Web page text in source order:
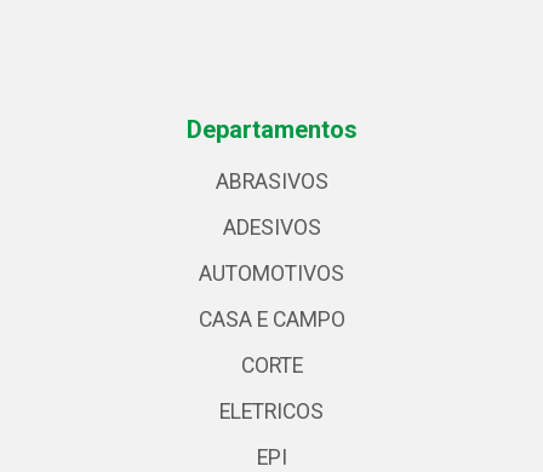
Departamentos
ABRASIVOS
ADESIVOS
AUTOMOTIVOS
CASA E CAMPO
CORTE
ELETRICOS
EPI